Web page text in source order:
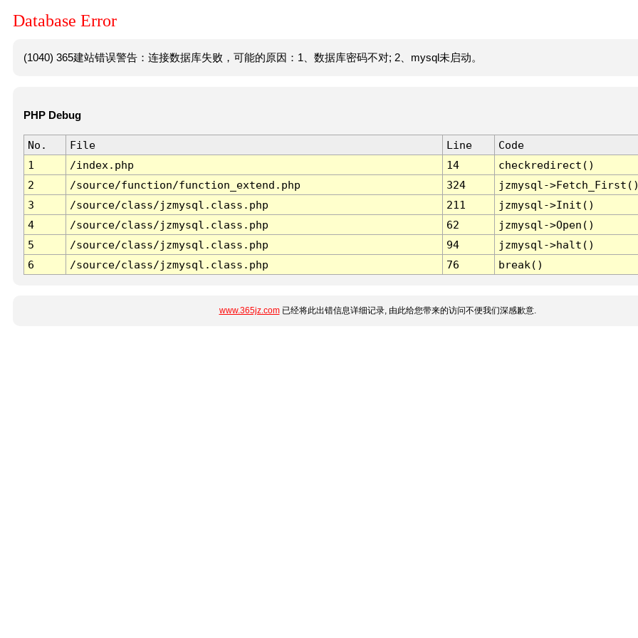
Database Error
(1040) 365建站错误警告：连接数据库失败，可能的原因：1、数据库密码不对; 2、mysql未启动。
PHP Debug
No. File Line
Code
1
/index.php 14
checkredirect()
2
/source/function/function_extend.php 324
jzmysql-
3
/source/class/jzmysql.class.php 211
jzmysql->Init()
4
/source/class/jzmysql.class.php 62
jzmysql->Open()
5
/source/class/jzmysql.class.php 94
jzmysql->halt()
6
/source/class/jzmysql.class.php 76 break()
www.365jz.com已经将此出错信息详细记录, 由此给您带来的访问不便我们深感歉意.